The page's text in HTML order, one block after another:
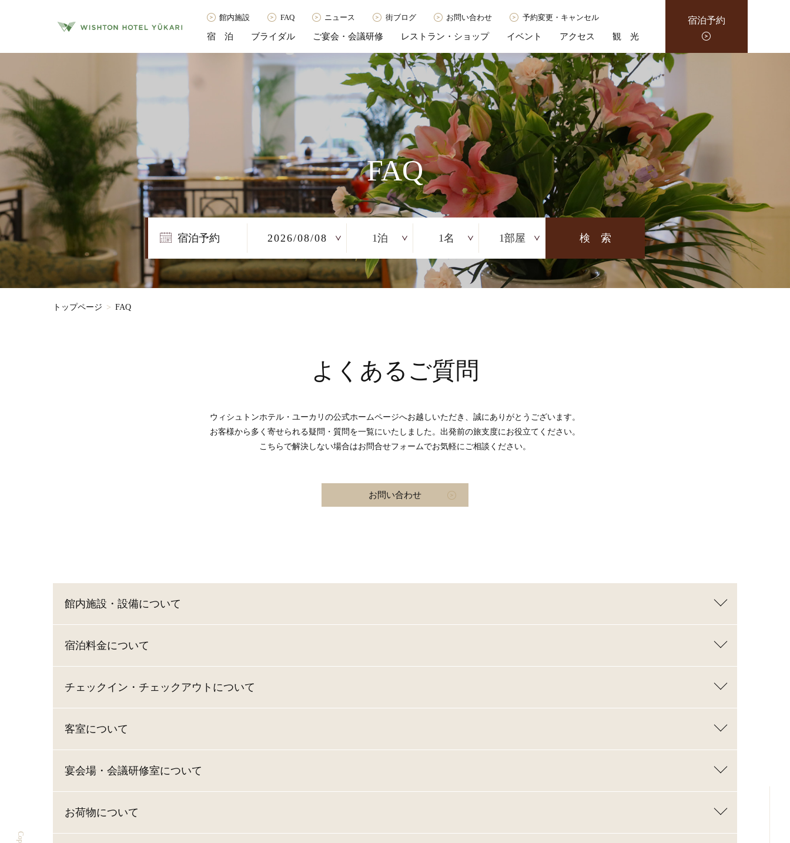
館内施設 FAQ ニュース 街ブログ お問い合わせ 予約変更・キャンセル
宿 泊 ブライダル ご宴会・会議研修 レストラン・ショップ イベント アクセス 観 光
宿泊予約
FAQ
宿泊予約 2026/08/08 1 1 1 検 索
トップページ FAQ
よくあるご質問
ウィシュトンホテル・ユーカリの公式ホームページへお越しいただき、誠にありがとうございます。
お客様から多く寄せられる疑問・質問を一覧にいたしました。出発前の旅支度にお役立てください。
こちらで解決しない場合はお問合せフォームでお気軽にご相談ください。
お問い合わせ
館内施設・設備について
宿泊料金について
チェックイン・チェックアウトについて
客室について
宴会場・会議研修室について
お荷物について